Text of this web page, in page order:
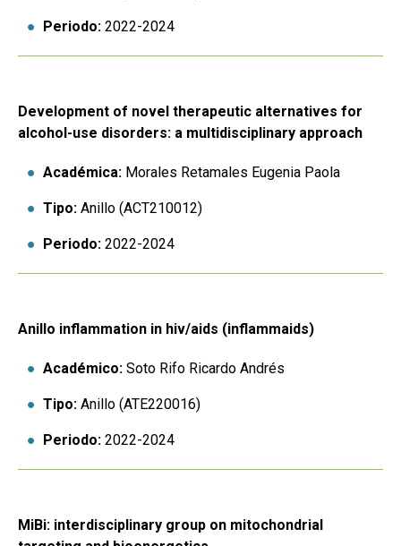
Periodo: 2022-2024
Development of novel therapeutic alternatives for
alcohol-use disorders: a multidisciplinary approach
Académica: Morales Retamales Eugenia Paola
Tipo: Anillo (ACT210012)
Periodo: 2022-2024
Anillo inflammation in hiv/aids (inflammaids)
Académico: Soto Rifo Ricardo Andrés
Tipo: Anillo (ATE220016)
Periodo: 2022-2024
MiBi: interdisciplinary group on mitochondrial